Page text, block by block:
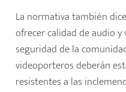
La normativa también
ofrecer calidad de audio
seguridad de la
videoporteros deberán
resistentes a las